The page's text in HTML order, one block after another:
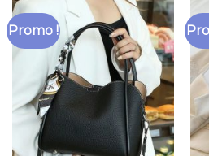
Promo !